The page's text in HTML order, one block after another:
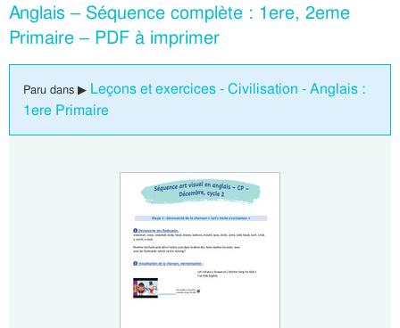
Anglais – Séquence complète : 1ere, 2eme
Primaire – PDF à imprimer
Paru dans ▶ Leçons et exercices - Civilisation - Anglais :
1ere Primaire